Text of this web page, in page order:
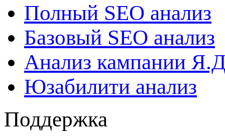
Полный SEO анализ
Базовый SEO анализ
Анализ кампании
Юзабилити анализ
Поддержка